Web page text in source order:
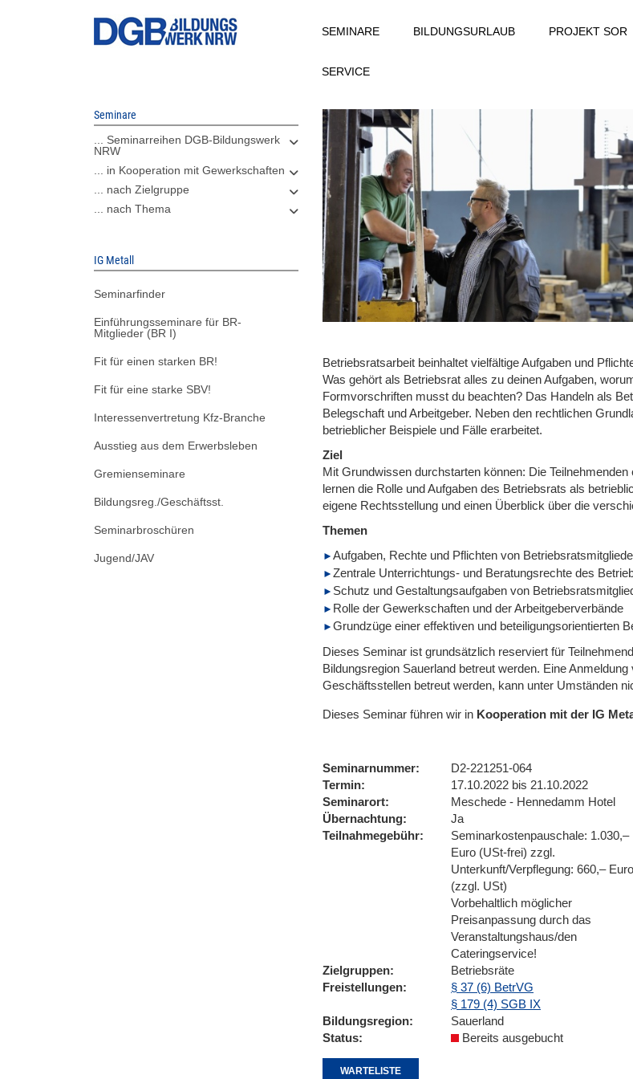
SEMINARE BILDUNGSURLAUB PROJEKT SOR
SERVICE
Seminare
... Seminarreihen DGB-Bildungswerk
NRW
... in Kooperation mit Gewerkschaften
... nach Zielgruppe
... nach Thema
IG Metall
Seminarfinder
Einführungsseminare für BR-
Mitglieder (BR I)
Fit für einen starken BR!
Fit für eine starke SBV!
Interessenvertretung Kfz-Branche
Ausstieg aus dem Erwerbsleben
Gremienseminare
Bildungsreg./Geschäftsst.
Seminarbroschüren
Jugend/JAV
Betriebsratsarbeit beinhaltet vielfältige Aufgaben und
Was gehört als Betriebsrat alles zu deinen Aufgaben,
Formvorschriften musst du beachten? Das Handeln als
Belegschaft und Arbeitgeber. Neben den rechtlichen
betrieblicher Beispiele und Fälle erarbeitet.
Ziel
Mit Grundwissen durchstarten können: Die
lernen die Rolle und Aufgaben des Betriebsrats als
eigene Rechtsstellung und einen Überblick über die
Themen
Aufgaben, Rechte und Pflichten von
Zentrale Unterrichtungs- und Beratungsrechte des
Schutz und Gestaltungsaufgaben von
Rolle der Gewerkschaften und der Arbeitgeberverbände
Grundzüge einer effektiven und beteiligungsorientierten
Dieses Seminar ist grundsätzlich reserviert für
Bildungsregion Sauerland betreut werden. Eine
Geschäftsstellen betreut werden, kann unter Umständen
Dieses Seminar führen wir in Kooperation mit der IG
Seminarnummer
D2-221251-064
Termin
17.10.2022 bis 21.10.2022
Seminarort
Meschede - Hennedamm Hotel
Übernachtung
Ja
Teilnahmegebühr
Seminarkostenpauschale: 1.030,–
Euro (USt-frei) zzgl.
Unterkunft/Verpflegung: 660,– Euro
(zzgl. USt)
Vorbehaltlich möglicher
Preisanpassung durch das
Veranstaltungshaus/den
Cateringservice!
Zielgruppen
Betriebsräte
Freistellungen
§ 37 (6) BetrVG
§ 179 (4) SGB IX
Bildungsregion
Sauerland
Status
Bereits ausgebucht
WARTELISTE